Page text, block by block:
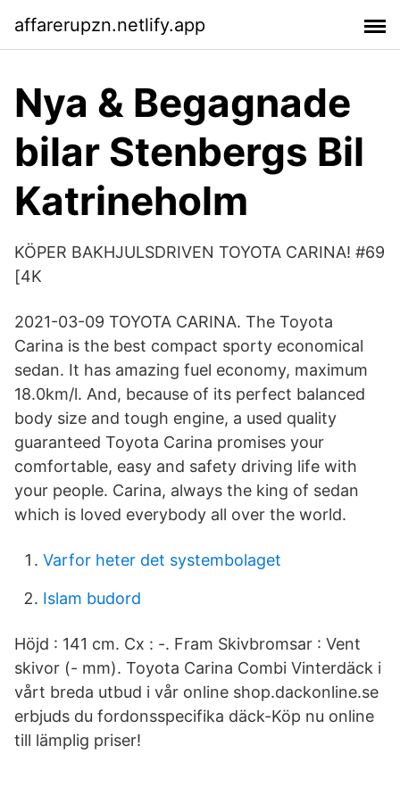
affarerupzn.netlify.app
Nya & Begagnade
bilar Stenbergs Bil
Katrineholm
KÖPER BAKHJULSDRIVEN TOYOTA CARINA! #69
[4K
2021-03-09 TOYOTA CARINA. The Toyota
Carina is the best compact sporty economical
sedan. It has amazing fuel economy, maximum
18.0km/l. And, because of its perfect balanced
body size and tough engine, a used quality
guaranteed Toyota Carina promises your
comfortable, easy and safety driving life with
your people. Carina, always the king of sedan
which is loved everybody all over the world.
Varfor heter det systembolaget
Islam budord
Höjd : 141 cm. Cx : -. Fram Skivbromsar : Vent
skivor (- mm). Toyota Carina Combi Vinterdäck i
vårt breda utbud i vår online shop.dackonline.se
erbjuds du fordonsspecifika däck-Köp nu online
till lämplig priser!